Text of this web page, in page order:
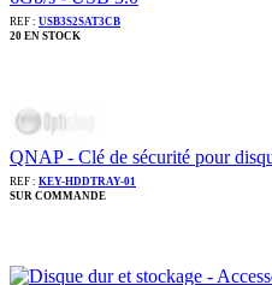
REF : USB3S2SAT3CB
20 EN STOCK
QNAP - Clé de sécurité pour
REF : KEY-HDDTRAY-01
SUR COMMANDE